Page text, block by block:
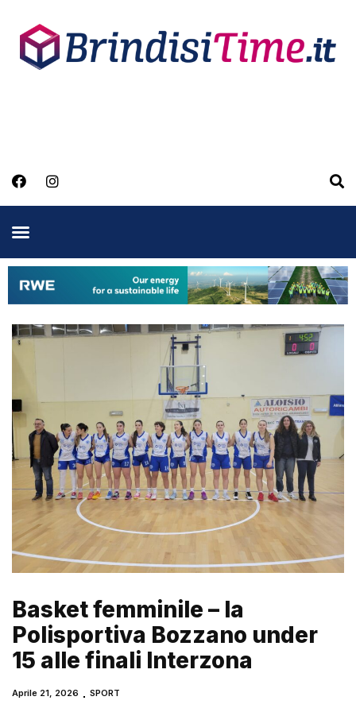
Basket femminile – la
Polisportiva Bozzano under
15 alle finali Interzona
Aprile 21, 2026 SPORT